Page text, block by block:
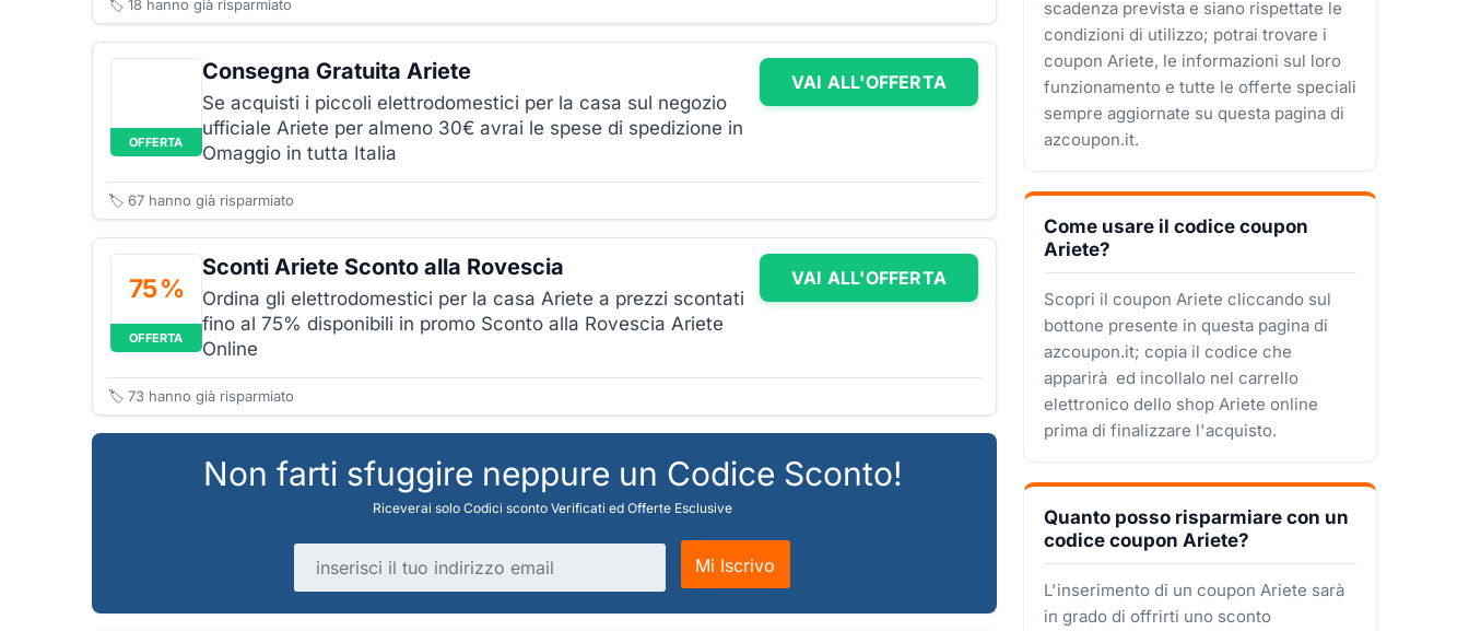
🏷️ 18 hanno già risparmiato
OFFERTA
Consegna Gratuita Ariete
Se acquisti i piccoli elettrodomestici per la casa sul negozio
ufficiale Ariete per almeno 30€ avrai le spese di spedizione in
Omaggio in tutta Italia
VAI ALL'OFFERTA
🏷️ 67 hanno già risparmiato
75 %
OFFERTA
Sconti Ariete Sconto alla Rovescia
Ordina gli elettrodomestici per la casa Ariete a prezzi scontati
fino al 75% disponibili in promo Sconto alla Rovescia Ariete
Online
VAI ALL'OFFERTA
🏷️ 73 hanno già risparmiato
Non farti sfuggire neppure un Codice Sconto!
Riceverai solo Codici sconto Verificati ed Offerte Esclusive
Indirizzo email
Mi Iscrivo
scadenza prevista e siano rispettate le
condizioni di utilizzo; potrai trovare i
coupon Ariete, le informazioni sul loro
funzionamento e tutte le offerte speciali
sempre aggiornate su questa pagina di
azcoupon.it.
Come usare il codice coupon
Ariete?
Scopri il coupon Ariete cliccando sul
bottone presente in questa pagina di
azcoupon.it; copia il codice che
apparirà ed incollalo nel carrello
elettronico dello shop Ariete online
prima di finalizzare l'acquisto.
Quanto posso risparmiare con un
codice coupon Ariete?
L'inserimento di un coupon Ariete sarà
in grado di offrirti uno sconto